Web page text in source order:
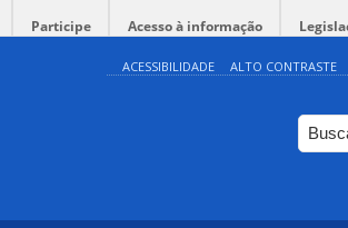
Participe Acesso à informação
ACESSIBILIDADE ALTO CONTRASTE